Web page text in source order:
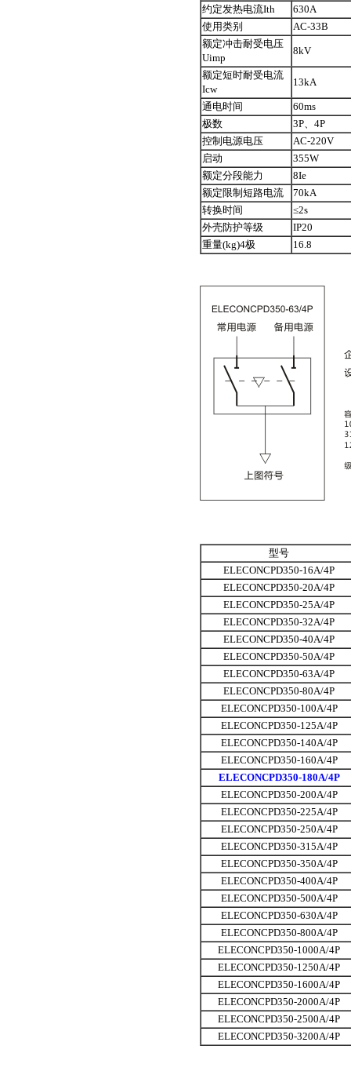
约定发热电流Ith
630A
使用类别
AC-33B
额定冲击耐受电压
Uimp
8kV
额定短时耐受电流
Icw
13kA
通电时间
60ms
极数
3P、4P
控制电源电压
AC-220V
启动
355W
额定分段能力
8Ie
额定限制短路电流
70kA
转换时间
≤2s
外壳防护等级
IP20
重量(kg)4极
16.8
型号
ELECONCPD350-16A/4P
ELECONCPD350-20A/4P
ELECONCPD350-25A/4P
ELECONCPD350-32A/4P
ELECONCPD350-40A/4P
ELECONCPD350-50A/4P
ELECONCPD350-63A/4P
ELECONCPD350-80A/4P
ELECONCPD350-100A/4P
ELECONCPD350-125A/4P
ELECONCPD350-140A/4P
ELECONCPD350-160A/4P
ELECONCPD350-180A/4P
ELECONCPD350-200A/4P
ELECONCPD350-225A/4P
ELECONCPD350-250A/4P
ELECONCPD350-315A/4P
ELECONCPD350-350A/4P
ELECONCPD350-400A/4P
ELECONCPD350-500A/4P
ELECONCPD350-630A/4P
ELECONCPD350-800A/4P
ELECONCPD350-1000A/4P
ELECONCPD350-1250A/4P
ELECONCPD350-1600A/4P
ELECONCPD350-2000A/4P
ELECONCPD350-2500A/4P
ELECONCPD350-3200A/4P